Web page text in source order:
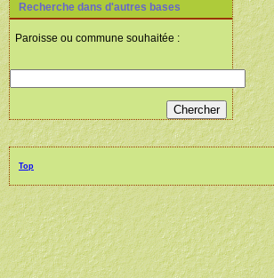
Recherche dans d'autres bases
Paroisse ou commune souhaitée :
Top